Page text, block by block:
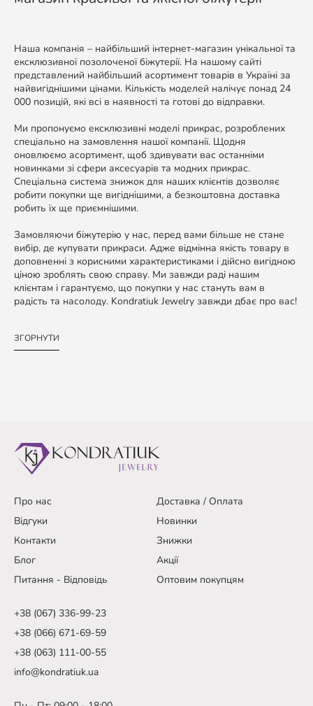
Наша компанія – найбільший інтернет-магазин унікальної та
ексклюзивної позолоченої біжутерії. На нашому сайті
представлений найбільший асортимент товарів в Україні за
найвигіднішими цінами. Кількість моделей налічує понад 24
000 позицій, які всі в наявності та готові до відправки.
Ми пропонуємо ексклюзивні моделі прикрас, розроблених
спеціально на замовлення нашої компанії. Щодня
оновлюємо асортимент, щоб здивувати вас останніми
новинками зі сфери аксесуарів та модних прикрас.
Спеціальна система знижок для наших клієнтів дозволяє
робити покупки ще вигіднішими, а безкоштовна доставка
робить їх ще приємнішими.
Замовляючи біжутерію у нас, перед вами більше не стане
вибір, де купувати прикраси. Адже відмінна якість товару в
доповненні з корисними характеристиками і дійсно вигідною
ціною зроблять свою справу. Ми завжди раді нашим
клієнтам і гарантуємо, що покупки у нас стануть вам в
радість та насолоду. Kondratiuk Jewelry завжди дбає про вас!
ЗГОРНУТИ
Про нас
Доставка / Оплата
Відгуки
Новинки
Контакти
Знижки
Блог
Акції
Питання - Відповідь
Оптовим покупцям
+38 (067) 336-99-23
+38 (066) 671-69-59
+38 (063) 111-00-55
info@kondratiuk.ua